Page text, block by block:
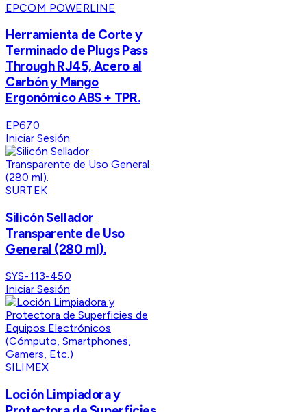
EPCOM POWERLINE
Herramienta de Corte y
Terminado de Plugs Pass
Through RJ45, Acero al
Carbón y Mango
Ergonómico ABS + TPR.
EP670
Iniciar Sesión
SURTEK
Silicón Sellador
Transparente de Uso
General (280 ml).
SYS-113-450
Iniciar Sesión
SILIMEX
Loción Limpiadora y